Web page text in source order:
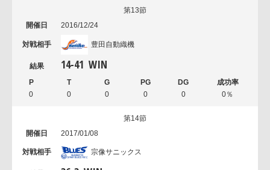
第13節
2016/12/24
豊田自動織機
14-41 WIN
0 0 0 0 0 0％
第14節
2017/01/08
宗像サニックス